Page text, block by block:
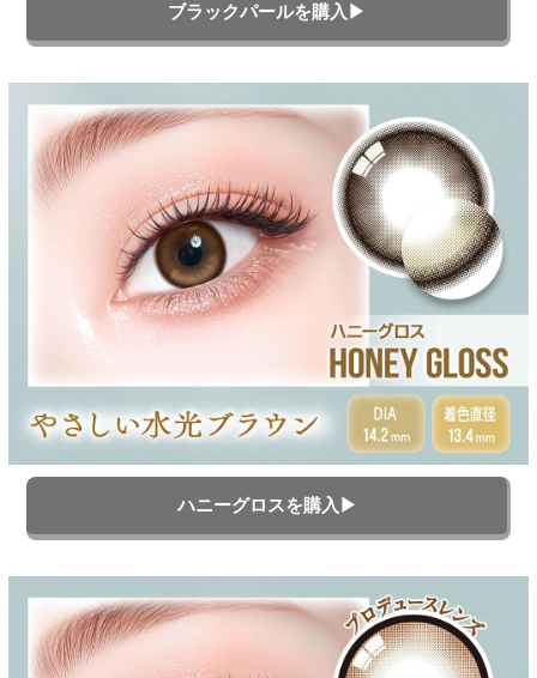
ブラックパールを購入▶
ハニーグロスを購入▶